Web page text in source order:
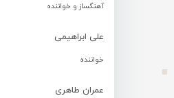
آهنگساز و خواننده
علی ابراهیمی
خواننده
عمران طاهری